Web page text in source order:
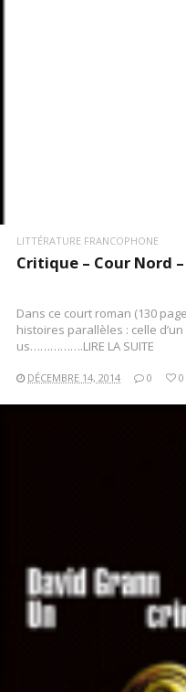
LITTÉRATURE FRANCOPHONE
Critique – Cour Nord
Dans ce court roman (130
histoires parallèles : celle
us…………….LIRE LA SUITE
DÉCEMBRE 14, 2014 0 0